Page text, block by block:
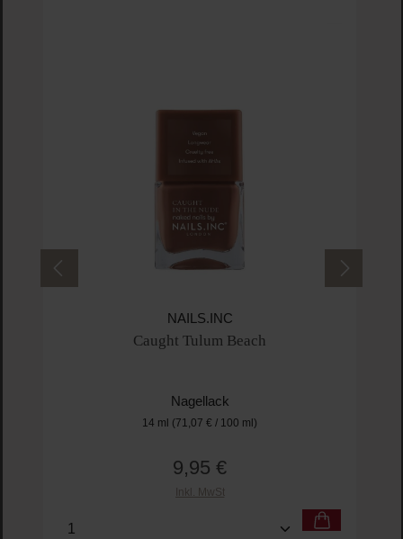
NAILS.INC
Caught Tulum Beach
Nagellack
14 ml (71,07 € / 100 ml)
Regulärer Preis:
9,95 €
Inkl. MwSt
Produkt Anzahl: Gib den gewünschten Wert